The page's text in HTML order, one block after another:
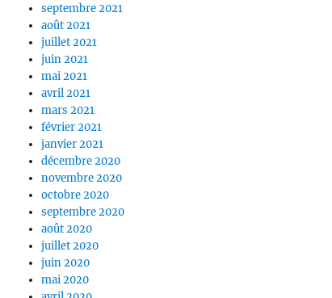
septembre 2021
août 2021
juillet 2021
juin 2021
mai 2021
avril 2021
mars 2021
février 2021
janvier 2021
décembre 2020
novembre 2020
octobre 2020
septembre 2020
août 2020
juillet 2020
juin 2020
mai 2020